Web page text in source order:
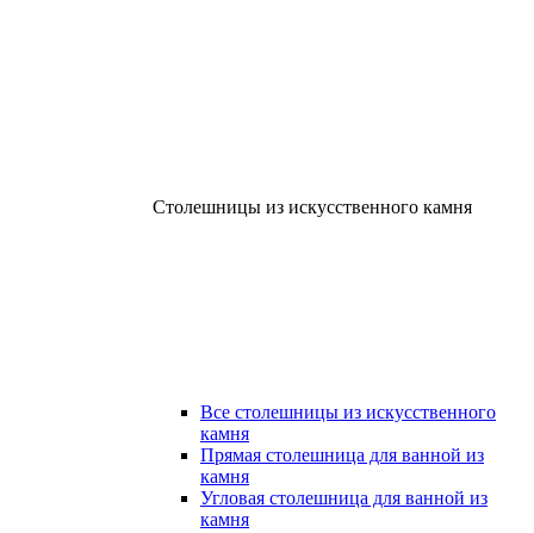
Столешницы из искусственного камня
Все столешницы из искусственного
камня
Прямая столешница для ванной из
камня
Угловая столешница для ванной из
камня